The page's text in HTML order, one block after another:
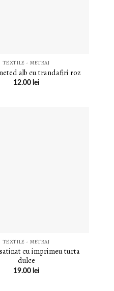
TEXTILE - METRAJ
alb cu trandafiri roz
12.00 lei
TEXTILE - METRAJ
cu imprimeu turta
dulce
19.00 lei